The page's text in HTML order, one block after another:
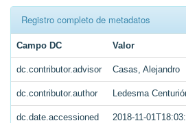
Registro completo de metadatos
Campo DC Valor
dc.contributor.advisor Casas, Alejandro
dc.contributor.author Ledesma
dc.date.accessioned 2018-11-